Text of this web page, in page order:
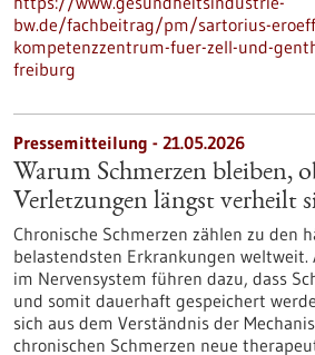
bw.de/fachbeitrag/pm/sartorius-
kompetenzzentrum-fuer-zell-und-
freiburg
Pressemitteilung - 21.05.2026
Warum Schmerzen bleiben,
Verletzungen längst verheilt
Chronische Schmerzen zählen zu den
belastendsten Erkrankungen weltweit.
im Nervensystem führen dazu, dass
und somit dauerhaft gespeichert
sich aus dem Verständnis der
chronischen Schmerzen neue